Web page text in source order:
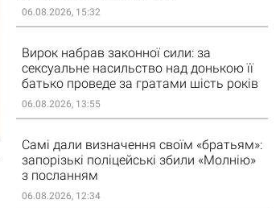
06.08.2026, 15:32
Вирок набрав законної сили: за
сексуальне насильство над донькою її
батько проведе за гратами шість років
06.08.2026, 13:55
Самі дали визначення своїм «братьям»:
запорізькі поліцейські збили «Молнію»
з посланням
06.08.2026, 12:34